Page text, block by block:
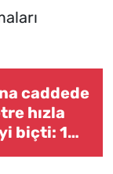
caddede
hızla
biçti: 1